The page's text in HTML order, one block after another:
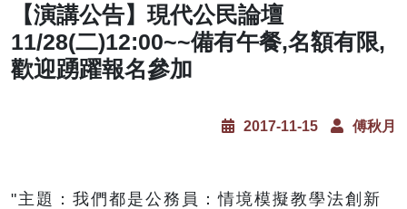
【演講公告】現代公民論壇
11/28(二)12:00~~備有午餐,名額有限,
歡迎踴躍報名參加
2017-11-15 傅秋月
"主題：我們都是公務員：情境模擬教學法創新